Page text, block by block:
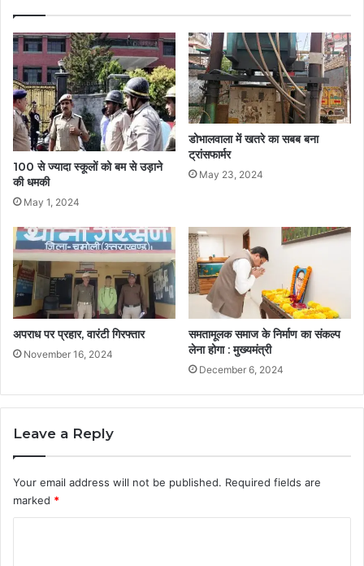
100 से ज्यादा स्कूलों को बम से उड़ाने
की धमकी
May 1, 2024
डोभालवाला में खतरे का सबब बना
ट्रांसफार्मर
May 23, 2024
अपराध पर प्रहार, वारंटी गिरफ्तार
November 16, 2024
समतामूलक समाज के निर्माण का संकल्प
लेना होगा : मुख्यमंत्री
December 6, 2024
Leave a Reply
Your email address will not be published. Required fields are
marked *